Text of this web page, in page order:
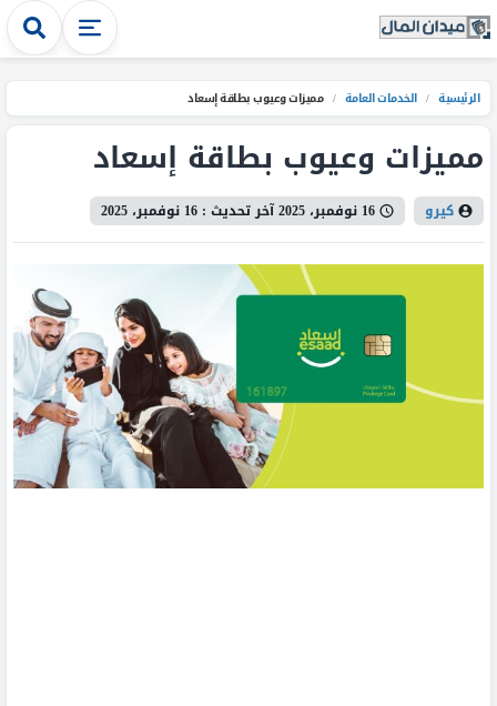
الرئيسية / الخدمات العامة / مميزات وعيوب بطاقة إسعاد
مميزات وعيوب بطاقة إسعاد
كيرو 16 نوفمبر، 2025 آخر تحديث : 16 نوفمبر، 2025